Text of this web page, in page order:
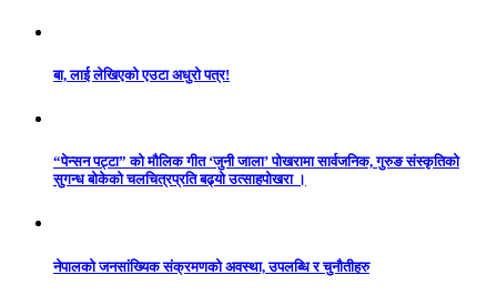
बा, लाई लेखिएको एउटा अधुरो पत्र!
“पेन्सन पट्टा” को मौलिक गीत ‘जुनी जाला’ पोखरामा सार्वजनिक, गुरुङ संस्कृतिको
सुगन्ध बोकेको चलचित्रप्रति बढ्यो उत्साहपोखरा ।
नेपालको जनसांख्यिक संक्रमणको अवस्था, उपलब्धि र चुनौतीहरु